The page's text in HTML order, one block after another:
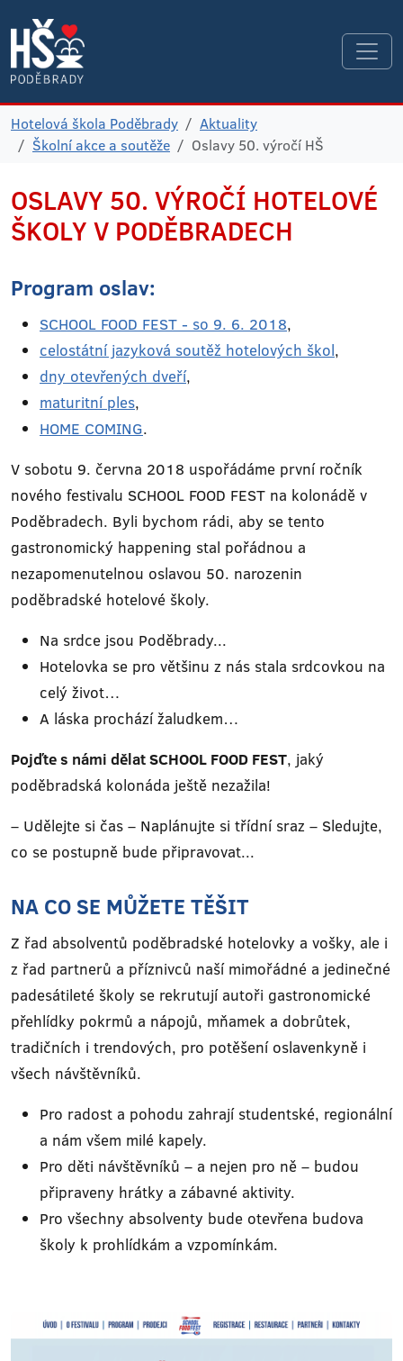
Hotelová škola Poděbrady
Aktuality
Školní akce a soutěže
Oslavy 50. výročí HŠ
OSLAVY 50. VÝROČÍ HOTELOVÉ
ŠKOLY V PODĚBRADECH
Program oslav:
SCHOOL FOOD FEST - so 9. 6. 2018,
celostátní jazyková soutěž hotelových škol,
dny otevřených dveří,
maturitní ples,
HOME COMING.
V sobotu 9. června 2018 uspořádáme první ročník
nového festivalu SCHOOL FOOD FEST na kolonádě v
Poděbradech. Byli bychom rádi, aby se tento
gastronomický happening stal pořádnou a
nezapomenutelnou oslavou 50. narozenin
poděbradské hotelové školy.
Na srdce jsou Poděbrady...
Hotelovka se pro většinu z nás stala srdcovkou na
celý život…
A láska prochází žaludkem…
Pojďte s námi dělat SCHOOL FOOD FEST, jaký
poděbradská kolonáda ještě nezažila!
– Udělejte si čas – Naplánujte si třídní sraz – Sledujte,
co se postupně bude připravovat...
NA CO SE MŮŽETE TĚŠIT
Z řad absolventů poděbradské hotelovky a vošky, ale i
z řad partnerů a příznivců naší mimořádné a jedinečné
padesátileté školy se rekrutují autoři gastronomické
přehlídky pokrmů a nápojů, mňamek a dobrůtek,
tradičních i trendových, pro potěšení oslavenkyně i
všech návštěvníků.
Pro radost a pohodu zahrají studentské, regionální
a nám všem milé kapely.
Pro děti návštěvníků – a nejen pro ně – budou
připraveny hrátky a zábavné aktivity.
Pro všechny absolventy bude otevřena budova
školy k prohlídkám a vzpomínkám.